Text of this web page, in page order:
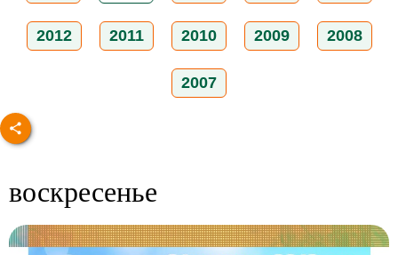
2012 2011 2010 2009 2008
2007
воскресенье